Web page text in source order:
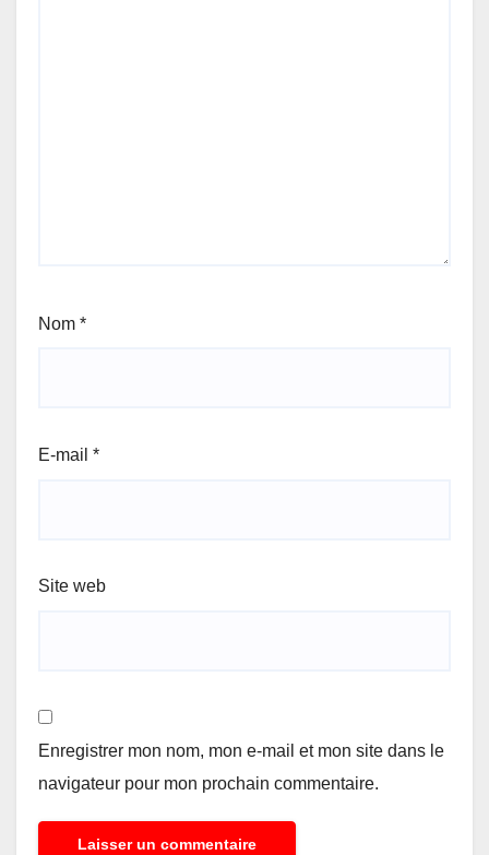
Nom *
E-mail *
Site web
Enregistrer mon nom, mon e-mail et mon site dans le
navigateur pour mon prochain commentaire.